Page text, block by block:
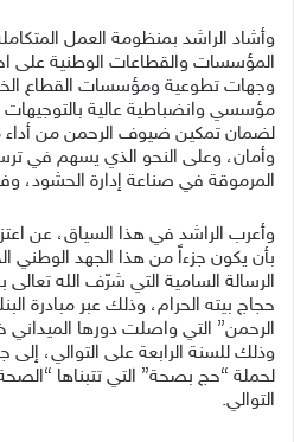
وأشاد الراشد بمنظومة العمل
المؤسسات والقطاعات الوطنية على
وجهات تطوعية ومؤسسات القطاع
مؤسسي وانضباطية عالية بالتوجيهات
لضمان تمكين ضيوف الرحمن من
وأمان، وعلى النحو الذي يسهم في
المرموقة في صناعة إدارة الحشود،
بأن يكون جزءاً من هذا الجهد الوطني
الرسالة السامية التي شرّف الله تعالى
حجاج بيته الحرام، وذلك عبر مبادرة
الرحمن” التي واصلت دورها
وذلك للسنة الرابعة على التوالي،
لحملة “حج بصحة” التي تتبناها
التوالي.